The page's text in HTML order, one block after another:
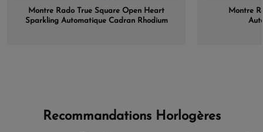
Montre Rado True Square Open Heart
Sparkling Automatique Cadran Rhodium
Montre
Recommandations Horlogères